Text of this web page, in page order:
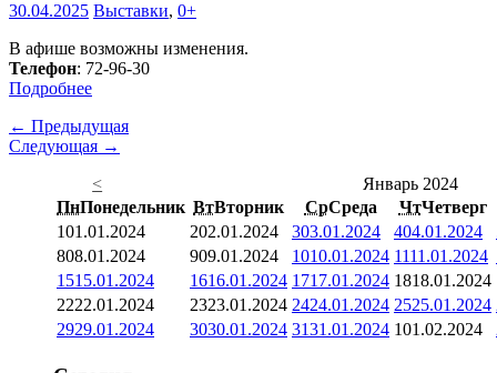
30.04.2025 Выставки, 0+
В афише возможны изменения.
Телефон: 72-96-30
Подробнее
← Предыдущая
Следующая →
<
Январь 2024
ПнПонедельник ВтВторник СрСреда ЧтЧетверг
101.01.2024 202.01.2024 303.01.2024 404.01.2024
808.01.2024 909.01.2024 1010.01.2024 1111.01.2024
1515.01.2024 1616.01.2024 1717.01.2024 1818.01.2024
2222.01.2024 2323.01.2024 2424.01.2024 2525.01.2024
2929.01.2024 3030.01.2024 3131.01.2024 101.02.2024